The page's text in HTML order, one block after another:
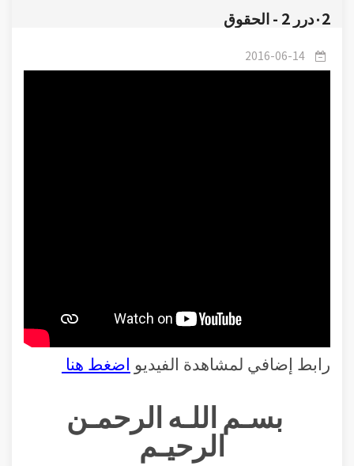
٠2درر 2 - الحقوق
2016-06-14
رابط إضافي لمشاهدة الفيديو اضغط هنا
بسـم اللـه الرحمـن
الرحيـم